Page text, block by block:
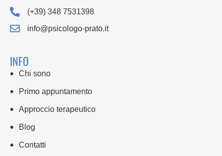
(+39) 348 7531398
info@psicologo-prato.it
INFO
Chi sono
Primo appuntamento
Approccio terapeutico
Blog
Contatti